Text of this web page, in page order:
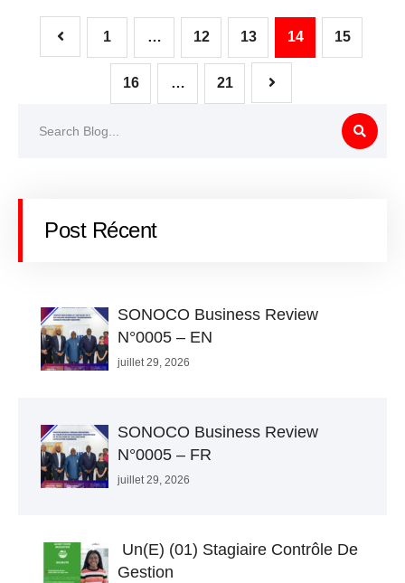
1 … 12 13 14 15
16 … 21
Post Récent
SONOCO Business Review
N°0005 – EN
juillet 29, 2026
SONOCO Business Review
N°0005 – FR
juillet 29, 2026
Un(e) (01) Stagiaire Contrôle De
Gestion